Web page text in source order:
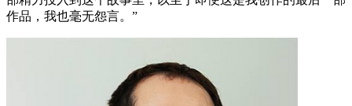
作品，我也毫无怨言。”